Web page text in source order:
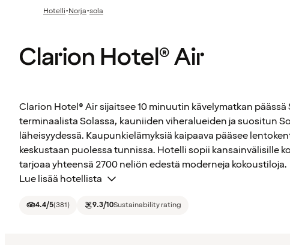
Hotelli·Norja·sola
Clarion Hotel® Air
Clarion Hotel® Air sijaitsee 10 minuutin kävelymatkan
terminaalista Solassa, kauniiden viheralueiden ja suositun
läheisyydessä. Kaupunkielämyksiä kaipaava pääsee
keskustaan puolessa tunnissa. Hotelli sopii kansainvälisille
tarjoaa yhteensä 2700 neliön edestä moderneja kokoustiloja.
Lue lisää hotellista
4.4/5(381) 9.3/10Sustainability rating